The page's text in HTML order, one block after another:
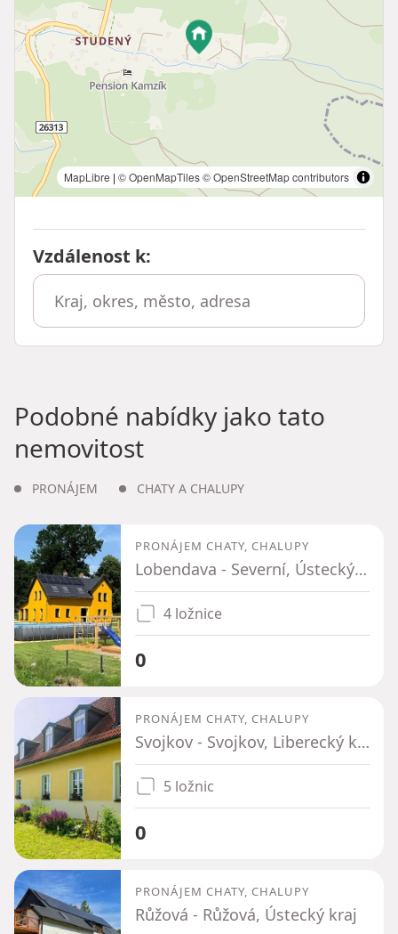
MapLibre | © OpenMapTiles© OpenStreetMap contributors
Vzdálenost k:
Podobné nabídky jako tato
nemovitost
PRONÁJEM CHATY A CHALUPY
PRONÁJEM CHATY, CHALUPY
Lobendava - Severní, Ústecký kraj
4 ložnice
0
PRONÁJEM CHATY, CHALUPY
Svojkov - Svojkov, Liberecký kraj
5 ložnic
0
PRONÁJEM CHATY, CHALUPY
Růžová - Růžová, Ústecký kraj